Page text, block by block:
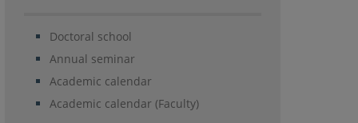
Doctoral school
Annual seminar
Academic calendar
Academic calendar (Faculty)